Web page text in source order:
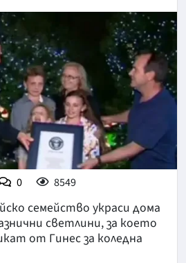
0 8549
семейство украси дома
светлини, за което
от Гинес за коледна